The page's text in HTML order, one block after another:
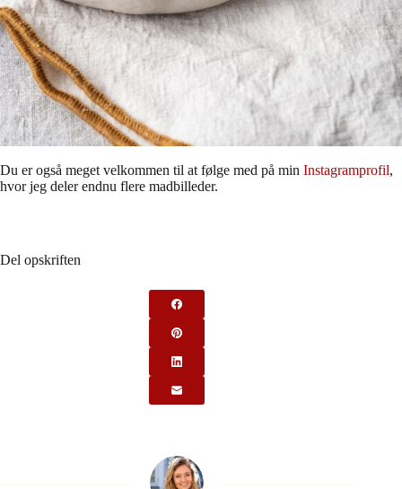
Du er også meget velkommen til at følge med på min Instagramprofil,
hvor jeg deler endnu flere madbilleder.
Del opskriften